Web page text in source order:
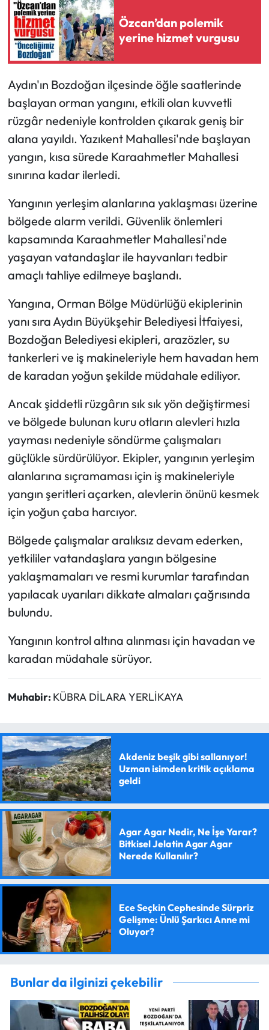
Özcan’dan polemik
yerine hizmet vurgusu
Aydın'ın Bozdoğan ilçesinde öğle saatlerinde
başlayan orman yangını, etkili olan kuvvetli
rüzgâr nedeniyle kontrolden çıkarak geniş bir
alana yayıldı. Yazıkent Mahallesi'nde başlayan
yangın, kısa sürede Karaahmetler Mahallesi
sınırına kadar ilerledi.
Yangının yerleşim alanlarına yaklaşması üzerine
bölgede alarm verildi. Güvenlik önlemleri
kapsamında Karaahmetler Mahallesi'nde
yaşayan vatandaşlar ile hayvanları tedbir
amaçlı tahliye edilmeye başlandı.
Yangına, Orman Bölge Müdürlüğü ekiplerinin
yanı sıra Aydın Büyükşehir Belediyesi İtfaiyesi,
Bozdoğan Belediyesi ekipleri, arazözler, su
tankerleri ve iş makineleriyle hem havadan hem
de karadan yoğun şekilde müdahale ediliyor.
Ancak şiddetli rüzgârın sık sık yön değiştirmesi
ve bölgede bulunan kuru otların alevleri hızla
yayması nedeniyle söndürme çalışmaları
güçlükle sürdürülüyor. Ekipler, yangının yerleşim
alanlarına sıçramaması için iş makineleriyle
yangın şeritleri açarken, alevlerin önünü kesmek
için yoğun çaba harcıyor.
Bölgede çalışmalar aralıksız devam ederken,
yetkililer vatandaşlara yangın bölgesine
yaklaşmamaları ve resmi kurumlar tarafından
yapılacak uyarıları dikkate almaları çağrısında
bulundu.
Yangının kontrol altına alınması için havadan ve
karadan müdahale sürüyor.
Muhabir: KÜBRA DİLARA YERLİKAYA
Akdeniz beşik gibi sallanıyor!
Uzman isimden kritik açıklama
geldi
Agar Agar Nedir, Ne İşe Yarar?
Bitkisel Jelatin Agar Agar
Nerede Kullanılır?
Ece Seçkin Cephesinde Sürpriz
Gelişme: Ünlü Şarkıcı Anne mi
Oluyor?
Bunlar da ilginizi çekebilir